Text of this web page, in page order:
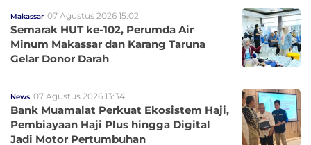
Makassar 07 Agustus 2026 15:02
Semarak HUT ke-102, Perumda Air
Minum Makassar dan Karang Taruna
Gelar Donor Darah
News 07 Agustus 2026 13:34
Bank Muamalat Perkuat Ekosistem Haji,
Pembiayaan Haji Plus hingga Digital
Jadi Motor Pertumbuhan